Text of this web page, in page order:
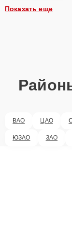
Показать еще
ВАО ЦАО
ЮЗАО ЗАО